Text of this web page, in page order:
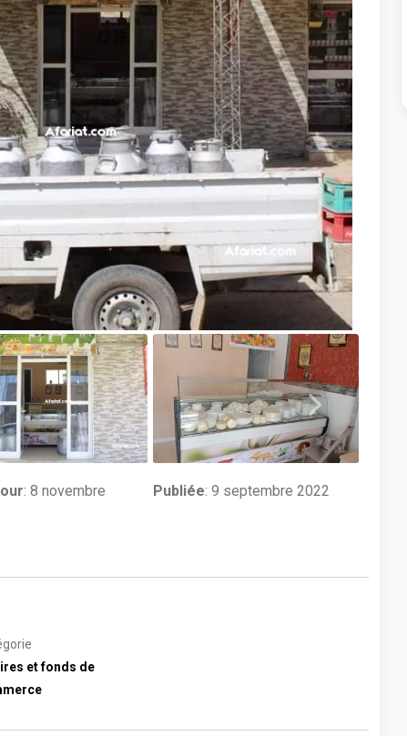
:8 novembre
Publiée: 9 septembre 2022
et fonds de